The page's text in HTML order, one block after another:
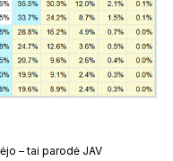
– tai parodė JAV